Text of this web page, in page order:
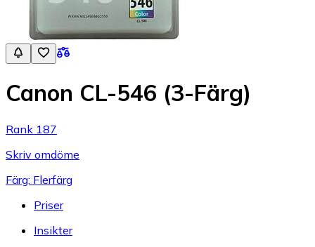
Canon CL-546 (3-Färg)
Rank 187
Skriv omdöme
Färg: Flerfärg
Priser
Insikter